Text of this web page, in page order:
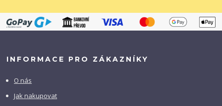
INFORMACE PRO ZÁKAZNÍKY
O nás
Jak nakupovat